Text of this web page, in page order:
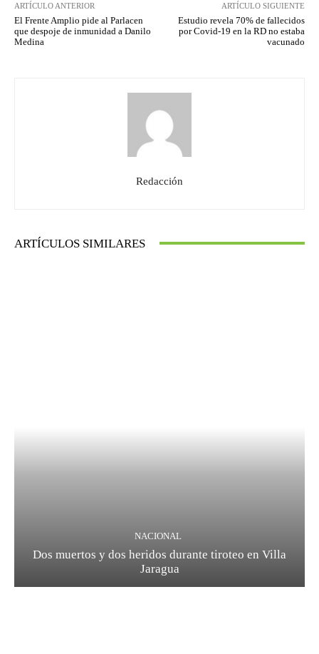
ARTÍCULO ANTERIOR
El Frente Amplio pide al Parlacen
que despoje de inmunidad a Danilo
Medina
ARTÍCULO SIGUIENTE
Estudio revela 70% de fallecidos
por Covid-19 en la RD no estaba
vacunado
Redacción
ARTÍCULOS SIMILARES
NACIONAL
Dos muertos y dos heridos durante tiroteo en Villa
Jaragua